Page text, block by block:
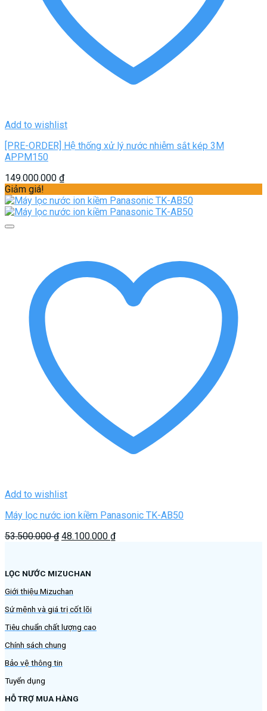
Add to wishlist
[PRE-ORDER] Hệ thống xử lý nước nhiễm sắt kép 3M
APPM150
149.000.000 ₫
Giảm giá!
Add to wishlist
Máy lọc nước ion kiềm Panasonic TK-AB50
53.500.000₫ Giá
53.500.000 ₫.
48.100.000 ₫Giá
LỌC NƯỚC MIZUCHAN
Giới thiệu Mizuchan
Sứ mệnh và giá trị cốt lõi
Tiêu chuẩn chất lượng cao
Chính sách chung
Bảo vệ thông tin
Tuyển dụng
HỖ TRỢ MUA HÀNG